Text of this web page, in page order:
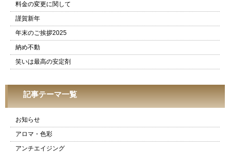
料金の変更に関して
謹賀新年
年末のご挨拶2025
納め不動
笑いは最高の安定剤
記事テーマ一覧
お知らせ
アロマ・色彩
アンチエイジング